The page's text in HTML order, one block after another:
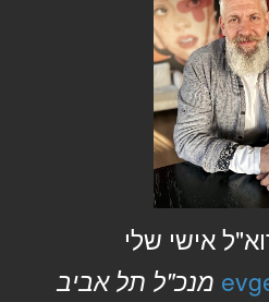
אישי שלי
מנכ"ל תל אביב